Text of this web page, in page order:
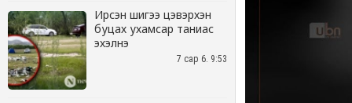
Ирсэн шигээ цэвэрхэн
буцах ухамсар таниас
эхэлнэ
7 сар 6. 9:53